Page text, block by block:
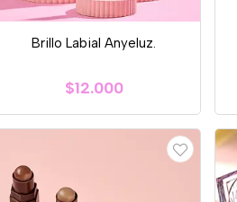
Brillo Labial Anyeluz.
$12.000